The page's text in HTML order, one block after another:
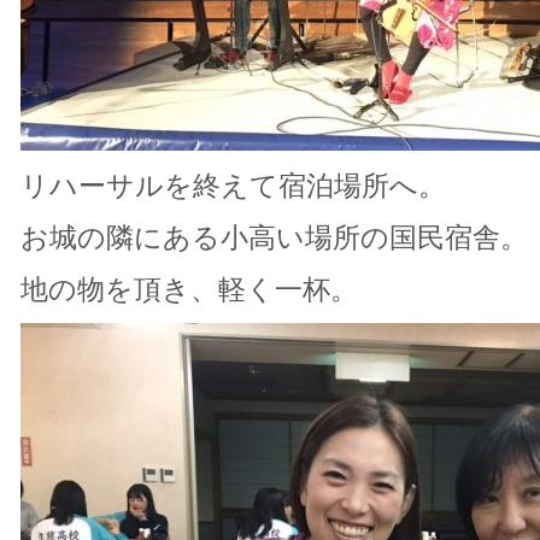
リハーサルを終えて宿泊場所へ。
お城の隣にある小高い場所の国民宿舎。
地の物を頂き、軽く一杯。